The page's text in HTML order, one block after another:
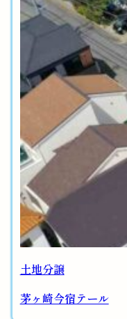
土地分譲
茅ヶ崎今宿テール